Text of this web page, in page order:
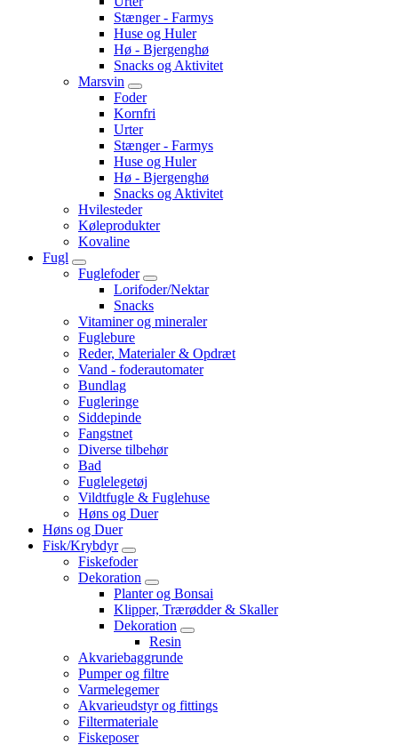
Stænger - Farmys
Huse og Huler
Hø - Bjergenghø
Snacks og Aktivitet
Marsvin
Foder
Kornfri
Urter
Stænger - Farmys
Huse og Huler
Hø - Bjergenghø
Snacks og Aktivitet
Hvilesteder
Køleprodukter
Kovaline
Fugl
Fuglefoder
Lorifoder/Nektar
Snacks
Vitaminer og mineraler
Fuglebure
Reder, Materialer & Opdræt
Vand - foderautomater
Bundlag
Fugleringe
Siddepinde
Fangstnet
Diverse tilbehør
Bad
Fuglelegetøj
Vildtfugle & Fuglehuse
Høns og Duer
Høns og Duer
Fisk/Krybdyr
Fiskefoder
Dekoration
Planter og Bonsai
Klipper, Trærødder & Skaller
Dekoration
Resin
Akvariebaggrunde
Pumper og filtre
Varmelegemer
Akvarieudstyr og fittings
Filtermateriale
Fiskeposer